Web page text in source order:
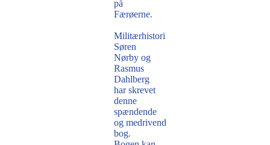
på
Færøerne.
Militærhistorikerne
Søren
Nørby og
Rasmus
Dahlberg
har skrevet
denne
spændende
og medrivende
bog.